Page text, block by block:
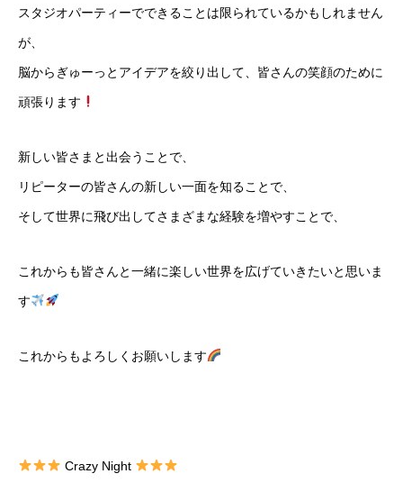
スタジオパーティーでできることは限られているかもしれません
が、
脳からぎゅーっとアイデアを絞り出して、皆さんの笑顔のために
頑張ります
新しい皆さまと出会うことで、
リピーターの皆さんの新しい一面を知ることで、
そして世界に飛び出してさまざまな経験を増やすことで、
これからも皆さんと一緒に楽しい世界を広げていきたいと思いま
す
これからもよろしくお願いします
Crazy Night